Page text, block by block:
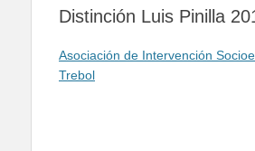
Distinción Luis Pinilla
Asociación de Intervención
Trebol